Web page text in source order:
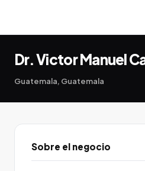
Dr. Victor Manuel
Guatemala, Guatemala
Sobre el negocio